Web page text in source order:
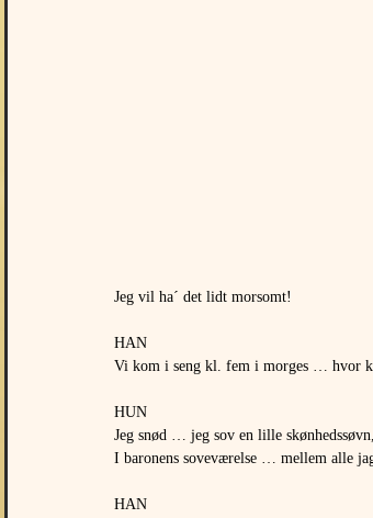
Jeg vil ha´ det lidt morsomt!
HAN
Vi kom i seng kl. fem i morges … hvor
HUN
Jeg snød … jeg sov en lille
I baronens soveværelse … mellem alle
HAN